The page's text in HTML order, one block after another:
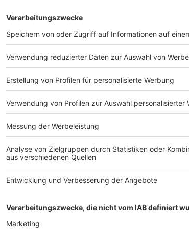
eingelöst werden.
Presse
Presse
Pressekontakt
Pressemeldungen